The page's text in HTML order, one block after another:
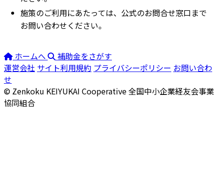
施策のご利用にあたっては、公式のお問合せ窓口まで
お問い合わせください。
ホームへ
補助金をさがす
運営会社 サイト利用規約 プライバシーポリシー お問い合わ
せ
© Zenkoku KEIYUKAI Cooperative全国中小企業経友会事業
協同組合